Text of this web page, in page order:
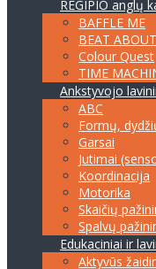
REGIPIO anglų
BAFFLE ME
BEAT
Colour Quest
TIME
Ankstyvojo
ABC
Formų,
Garsai
Jutimai
Koordinacija
Motorika
Skaičių
Spalvų
Edukaciniai ir
Aktyvūs